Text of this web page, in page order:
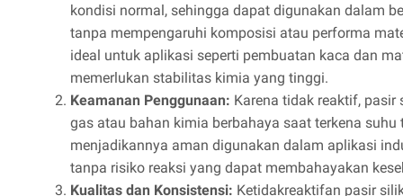
kondisi normal, sehingga dapat digunakan dalam
tanpa mempengaruhi komposisi atau performa
ideal untuk aplikasi seperti pembuatan kaca dan
memerlukan stabilitas kimia yang tinggi.
Keamanan Penggunaan: Karena tidak reaktif,
gas atau bahan kimia berbahaya saat terkena
menjadikannya aman digunakan dalam aplikasi
tanpa risiko reaksi yang dapat membahayakan
Kualitas dan Konsistensi: Ketidakreaktifan pasir